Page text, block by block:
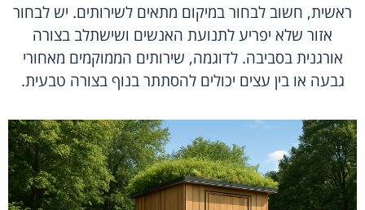
ראשית, חשוב לבחור במיקום מתאים לשירותים. יש לבחור
אזור שלא יפריע לתנועת האנשים ושישתלב בצורה
אורגנית בסביבה. לדוגמה, שירותים הממוקמים מאחורי
גבעה או בין עצים יכולים להסתתר בנוף בצורה טבעית.